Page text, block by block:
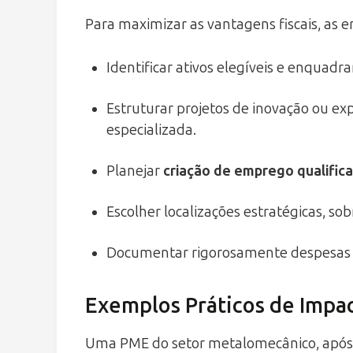
Para maximizar as vantagens fiscais, as
Identificar ativos elegíveis e
Estruturar projetos de inovação ou
especializada.
Planejar criação de emprego
Escolher localizações estratégicas,
Documentar rigorosamente
Exemplos Práticos de
Uma PME do setor metalomecânico,